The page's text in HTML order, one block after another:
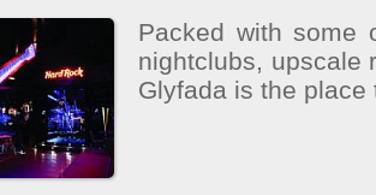
Packed with some
nightclubs, upscale
Glyfada is the place